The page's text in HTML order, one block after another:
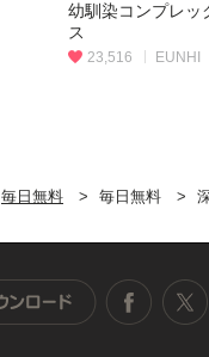
幼馴染コンプレッ
ス
23,516 EUNHI
毎日無料 毎日無料